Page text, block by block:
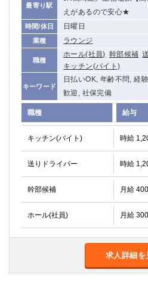
最寄り駅
えがあるので安心★
時間/休日 日曜日
業種 ラウンジ
職種
ホール(社員) 幹部候補
キッチン(バイト)
キーワード
日払いOK, 年齢不問, 経
歓迎, 社保完備
職種 給与
キッチン(バイト) 時給
送りドライバー 時給
幹部候補 月給
ホール(社員) 月給
求人詳細を
船橋
津田沼
成田
西船橋
柏（西口）
木更津
柏（東口）
茂原
松戸
八千代台
東金
浦安
栃木県
宇都宮
小山
東武宇都宮（宇都宮西口）
茨城県
土浦 ひたち